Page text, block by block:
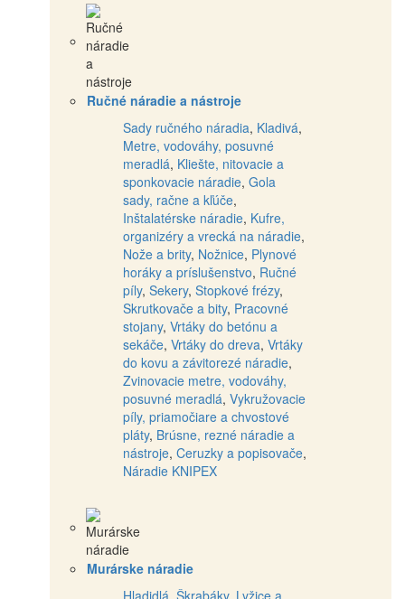
Ručné náradie a nástroje
Sady ručného náradia, Kladivá,
Metre, vodováhy, posuvné
meradlá, Kliešte, nitovacie a
sponkovacie náradie, Gola
sady, račne a kľúče,
Inštalatérske náradie, Kufre,
organizéry a vrecká na náradie,
Nože a brity, Nožnice, Plynové
horáky a príslušenstvo, Ručné
píly, Sekery, Stopkové frézy,
Skrutkovače a bity, Pracovné
stojany, Vrtáky do betónu a
sekáče, Vrtáky do dreva, Vrtáky
do kovu a závitorezé náradie,
Zvinovacie metre, vodováhy,
posuvné meradlá, Vykružovacie
píly, priamočiare a chvostové
pláty, Brúsne, rezné náradie a
nástroje, Ceruzky a popisovače,
Náradie KNIPEX
Murárske náradie
Hladidlá Škrabáky, Lyžice a